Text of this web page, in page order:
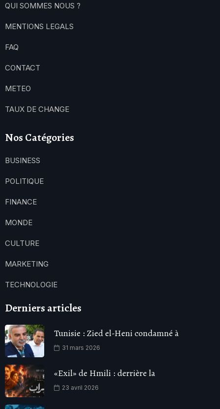
QUI SOMMES NOUS ?
MENTIONS LEGALS
FAQ
CONTACT
METEO
TAUX DE CHANGE
Nos Catégories
BUSINESS
POLITIQUE
FINANCE
MONDE
CULTURE
MARKETING
TECHNOLOGIE
Derniers articles
Tunisie : Zied el-Heni condamné à
31 mars 2026
«Exil» de Hmili : derrière la
23 avril 2026